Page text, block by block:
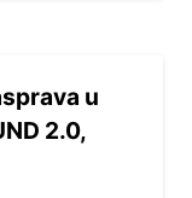
u
2.0,